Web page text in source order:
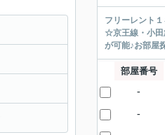
フリーレント
☆京王線・小田
が可能♪お部屋
部屋番号
-
-